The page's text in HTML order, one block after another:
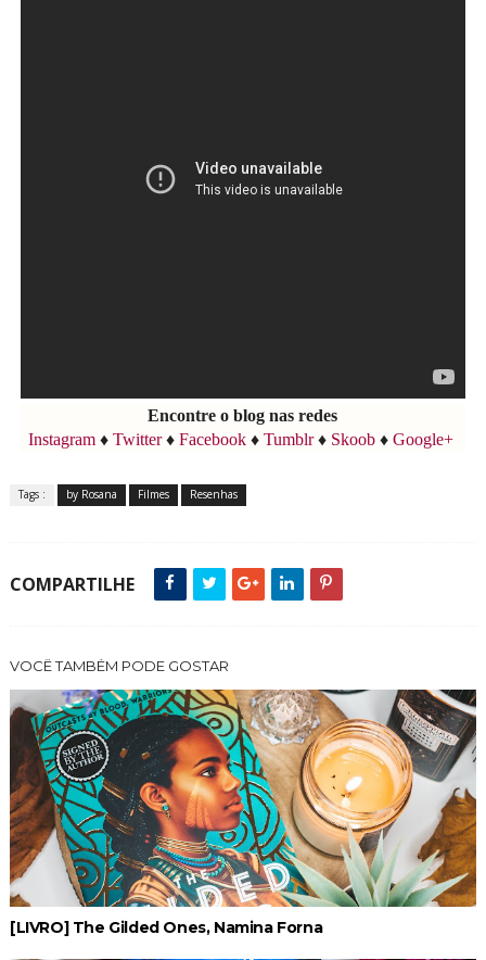
Encontre o blog nas redes
Instagram♦ Twitter♦ Facebook♦ Tumblr♦ Skoob♦ Google+
Tags : by Rosana Filmes Resenhas
COMPARTILHE
VOCÊ TAMBÉM PODE GOSTAR
[LIVRO] The Gilded Ones, Namina Forna